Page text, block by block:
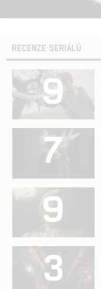
RECENZE SERIÁLŮ
9
7
9
3